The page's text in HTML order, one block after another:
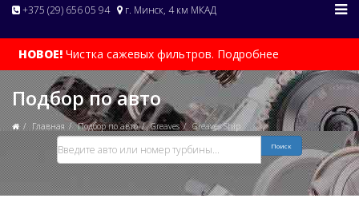
+375 (29) 656 05 94 г. Минск, 4 км МКАД
НОВОЕ! Чистка сажевых фильтров. Подробнее
Подбор по авто
Главная Подбор по авто Greaves Greaves Ship
Поиск